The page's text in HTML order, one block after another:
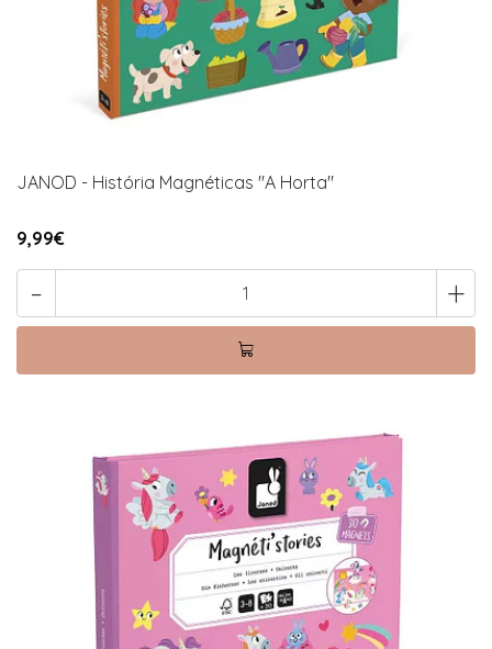
JANOD - História Magnéticas "A Horta"
9,99€
- +